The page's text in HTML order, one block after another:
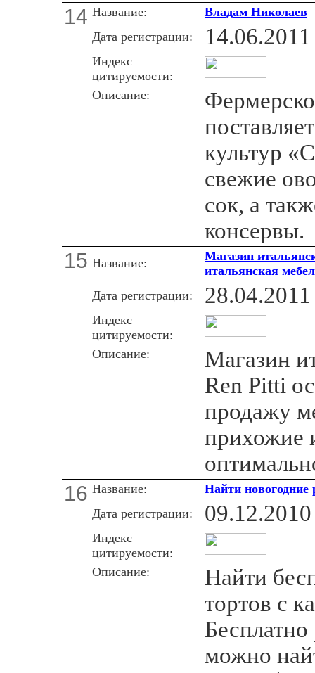
14 Название:
Владам Николаев
Дата регистрации:
14.06.2011
Индекс
цитируемости:
Описание:
культур
свежие
сок, а
консервы.
15 Название:
Магазин
итальянская
Дата регистрации:
28.04.2011
Индекс
цитируемости:
Описание:
Магазин
Ren Pitti
продажу
прихожие
16 Название:
Найти новогодние
Дата регистрации:
09.12.2010
Индекс
цитируемости:
Описание:
Найти
тортов с
можно